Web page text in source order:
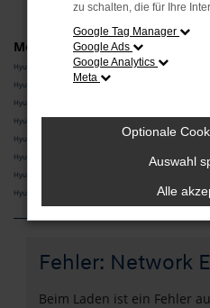
Modelle
Hyundai i20 Neuwagen Rosenheim
Hyundai i30 Neuwagen Rosenheim
Hyundai KONA Neuwagen Rosenheim
Hyundai SANTA FE Neuwagen Rosenheim
Hyundai TUCSON Neuwagen Rosenheim
Hyundai BAYON Neuwagen Rosenheim
Hyundai IONIQ 5 Neuwagen Rosenheim
Hyundai INSTER Neuwagen Rosenheim
Fehler: Network
Beim Laden ist ein Fehler
zu schalten, die für Ihre
Google Tag Manager
Google Ads
Google Analytics
Meta
Optionale
Auswahl
Alle